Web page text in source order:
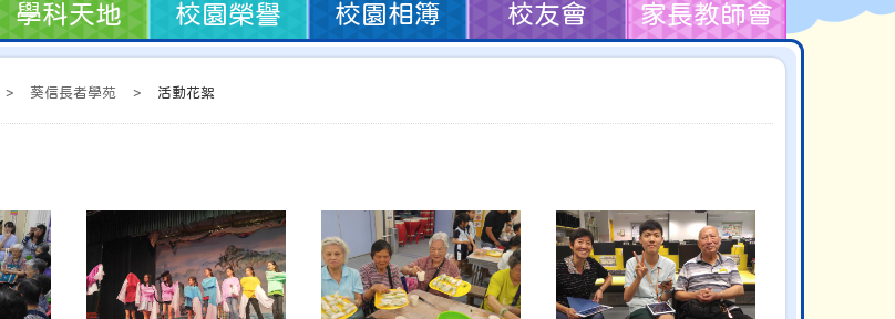
學科天地 校園榮譽 校園相簿 校友會 家長教師會
> 葵信長者學苑 > 活動花絮